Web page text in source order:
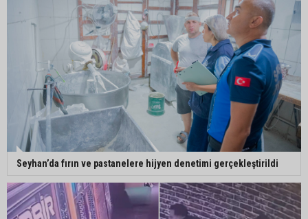
Seyhan’da fırın ve pastanelere hijyen denetimi gerçekleştirildi